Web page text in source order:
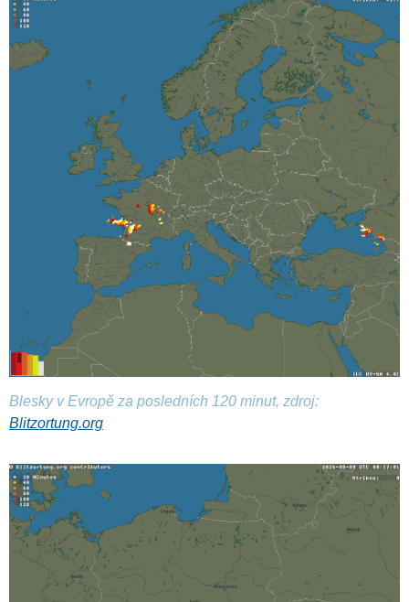
Blesky v Evropě za posledních 120 minut, zdroj:
Blitzortung.org